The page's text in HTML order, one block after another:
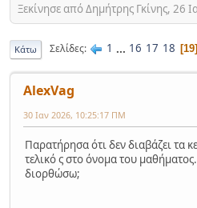
Ξεκίνησε από Δημήτρης Γκίνης,
Κάτω Σελίδες 1 ... 16 17 18 19
AlexVag
30 Ιαν 2026, 10:25:17 ΠΜ
Παρατήρησα ότι δεν διαβάζει τα
τελικό ς στο όνομα του
διορθώσω;